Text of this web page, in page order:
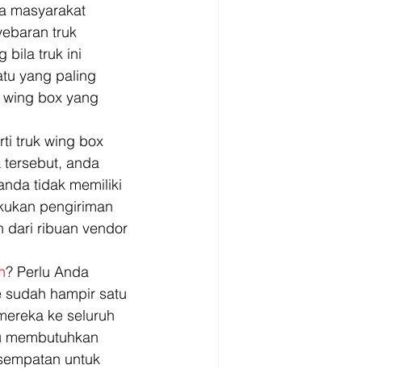
masyarakat
truk
bila truk ini
yang paling
box yang
truk wing box
anda
tidak memiliki
pengiriman
dari ribuan vendor
? Perlu Anda
hampir satu
ke seluruh
untuk